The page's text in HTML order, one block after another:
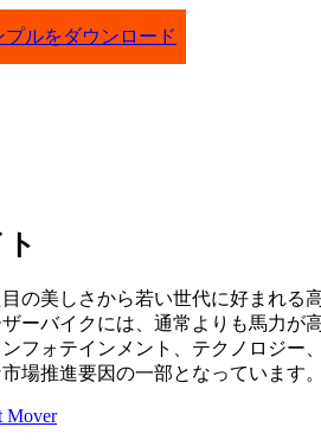
プルをダウンロード
の美しさから若い世代に好まれ
ーバイクには、通常よりも馬力が
フォテインメント、テクノロジ
場推進要因の一部となっています。